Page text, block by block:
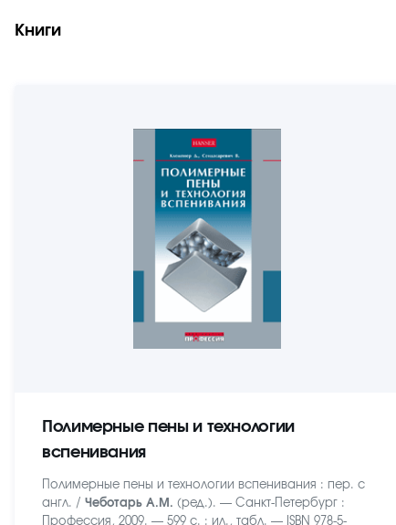
Книги
Полимерные пены и технологии
вспенивания
Полимерные пены и технологии вспенивания : пер. с
англ. / Чеботарь А.М. (ред.). — Санкт-Петербург :
Профессия, 2009. — 599 с. : ил., табл. — ISBN 978-5-